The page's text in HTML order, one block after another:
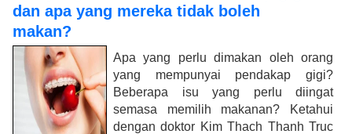
dan apa yang mereka tidak boleh
makan?
Apa yang perlu dimakan oleh orang
yang mempunyai pendakap gigi?
Beberapa isu yang perlu diingat
semasa memilih makanan? Ketahui
dengan doktor Kim Thach Thanh Truc